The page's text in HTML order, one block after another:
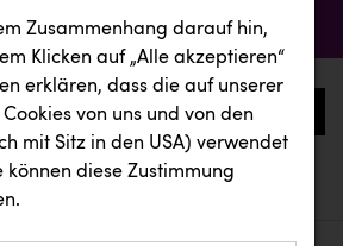
0
Zusammenhang darauf hin,
Klicken auf „Alle akzeptieren“
erklären, dass die auf unserer
von uns und von den
mit Sitz in den USA) verwendet
können diese Zustimmung